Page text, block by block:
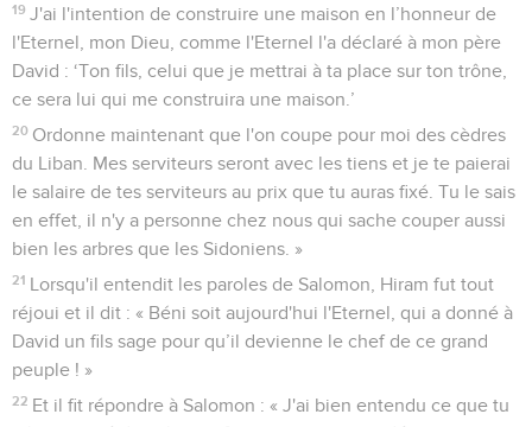
19 J'ai l'intention de construire une maison en l’honneur de
l'Eternel, mon Dieu, comme l'Eternel l'a déclaré à mon père
David : ‘Ton fils, celui que je mettrai à ta place sur ton trône,
ce sera lui qui me construira une maison.’
20 Ordonne maintenant que l'on coupe pour moi des cèdres
du Liban. Mes serviteurs seront avec les tiens et je te paierai
le salaire de tes serviteurs au prix que tu auras fixé. Tu le sais
en effet, il n'y a personne chez nous qui sache couper aussi
bien les arbres que les Sidoniens. »
21 Lorsqu'il entendit les paroles de Salomon, Hiram fut tout
réjoui et il dit : « Béni soit aujourd'hui l'Eternel, qui a donné à
David un fils sage pour qu’il devienne le chef de ce grand
peuple ! »
22 Et il fit répondre à Salomon : « J'ai bien entendu ce que tu